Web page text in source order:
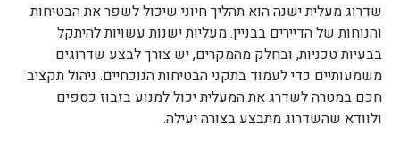
שדרוג מעלית ישנה הוא תהליך חיוני שיכול לשפר את הבטיחות
והנוחות של הדיירים בבניין. מעליות ישנות עשויות להיתקל
בבעיות טכניות, ובחלק מהמקרים, יש צורך לבצע שדרוגים
משמעותיים כדי לעמוד בתקני הבטיחות הנוכחיים. ניהול תקציב
חכם במטרה לשדרג את המעלית יכול למנוע בזבוז כספים
ולוודא שהשדרוג מתבצע בצורה יעילה.